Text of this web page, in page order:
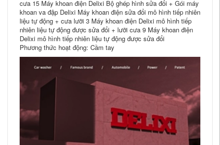
cưa 15 Máy khoan điện Delixi Bộ ghép hình sửa đổi + Gói máy
khoan va đập Delixi Máy khoan điện sửa đổi mô hình tiếp nhiên
liệu tự động + cưa lưỡi 3 Máy khoan điện Delixi mô hình tiếp
nhiên liệu tự động được sửa đổi + lưỡi cưa 9 Máy khoan điện
Delixi mô hình tiếp nhiên liệu tự động được sửa đổi
Phương thức hoạt động: Cầm tay